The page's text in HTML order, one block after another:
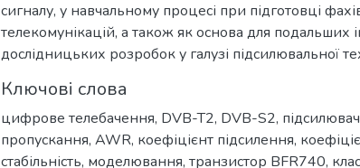
сигналу, у навчальному процесі при підготовці
телекомунікацій, а також як основа для подальших
дослідницьких розробок у галузі підсилювальної
Ключові слова
цифрове телебачення, DVB-T2, DVB-S2,
пропускання, AWR, коефіцієнт підсилення,
стабільність, моделювання, транзистор BFR740,